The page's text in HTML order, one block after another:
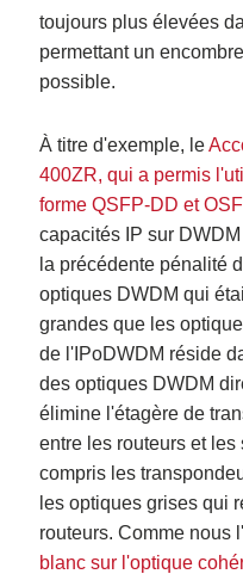
toujours plus élevées
permettant un
possible.
À titre d'exemple, le
400ZR, qui a permis
forme QSFP-DD et
capacités IP sur
la précédente pénalité
optiques DWDM qui
grandes que les
de l'IPoDWDM réside
des optiques DWDM
élimine l'étagère de
entre les routeurs et
compris les
les optiques grises qui
routeurs. Comme nous
blanc sur l'optique